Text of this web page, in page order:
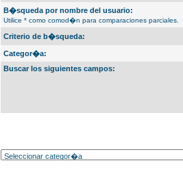
B�squeda por nombre del usuario:
Utilice * como comod�n para comparaciones parciales.
Criterio de b�squeda:
Categor�a:
Buscar los siguientes campos: